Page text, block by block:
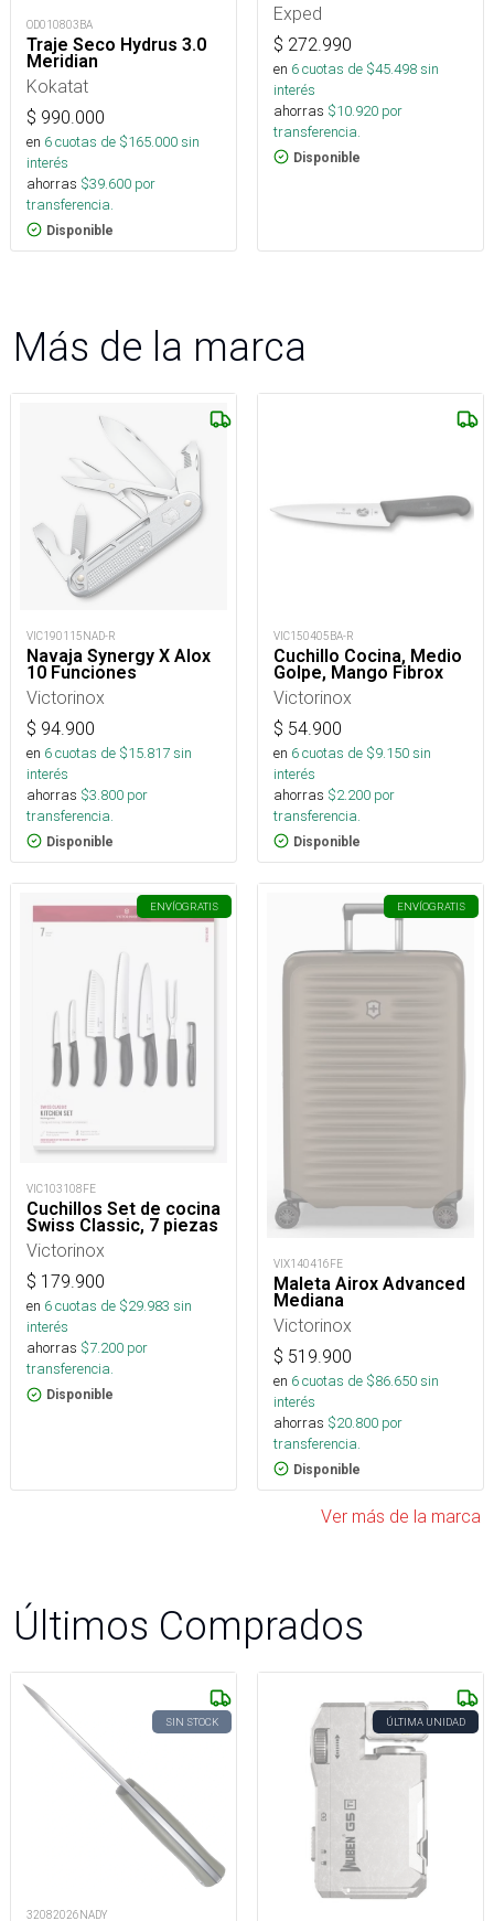
OD010803BA
Traje Seco Hydrus 3.0
Meridian
Kokatat
$ 990.000
en 6cuotas de $165.000sin
interés
ahorras $39.600 por
transferencia.
Disponible
Exped
$ 272.990
en 6cuotas de $45.498sin
interés
ahorras $10.920 por
transferencia.
Disponible
Más de la marca
VIC190115NAD-R
Navaja Synergy X Alox
10 Funciones
Victorinox
$ 94.900
en 6cuotas de $15.817sin
interés
ahorras $3.800 por
transferencia.
Disponible
VIC150405BA-R
Cuchillo Cocina, Medio
Golpe, Mango Fibrox
Victorinox
$ 54.900
en 6cuotas de $9.150sin
interés
ahorras $2.200 por
transferencia.
Disponible
ENVÍOGRATIS
VIC103108FE
Cuchillos Set de cocina
Swiss Classic, 7 piezas
Victorinox
$ 179.900
en 6cuotas de $29.983 sin
interés
ahorras $7.200 por
transferencia.
Disponible
ENVÍOGRATIS
VIX140416FE
Maleta Airox Advanced
Mediana
Victorinox
$ 519.900
en 6cuotas de $86.650sin
interés
ahorras $20.800 por
transferencia.
Disponible
Ver más de la marca
Últimos Comprados
SIN STOCK
32082026NADY
ÚLTIMA UNIDAD